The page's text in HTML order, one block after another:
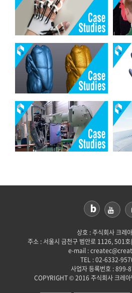
상호 : 주식회사 크레
주소 : 서울시 금천구 범안로 1126, 501
e-mail :
TEL : 02-6332-
사업자 등록번호 : 899-
COPYRIGHT © 2016 주식회사 크레